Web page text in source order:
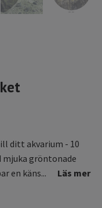
ditt akvarium - 10
mjuka gröntonade
en käns...
Läs mer